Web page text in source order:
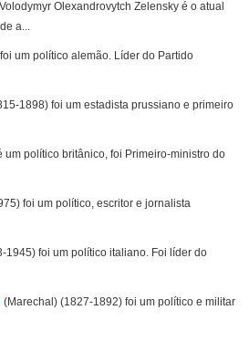
Volodymyr Olexandrovytch Zelensky é o atual
a...
um político alemão. Líder do Partido
1898) foi um estadista prussiano e primeiro
um político britânico, foi Primeiro-ministro do
foi um político, escritor e jornalista
1945) foi um político italiano. Foi líder do
(Marechal) (1827-1892) foi um político e militar